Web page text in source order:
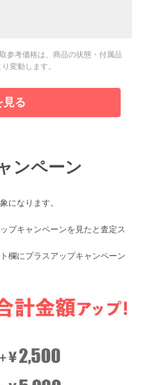
参考価格は、商品の状態・付属品
変動します。
見る
ンペーン
になります。
プキャンペーンを見たと査定ス
欄にプラスアップキャンペーン